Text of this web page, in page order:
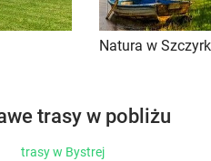
Natura w
trasy w pobliżu
trasy w Bystrej